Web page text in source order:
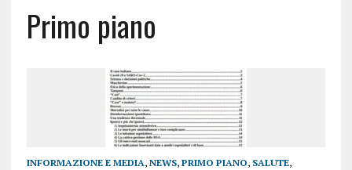
Primo piano
INFORMAZIONE E MEDIA, NEWS, PRIMO PIANO, SALUTE,